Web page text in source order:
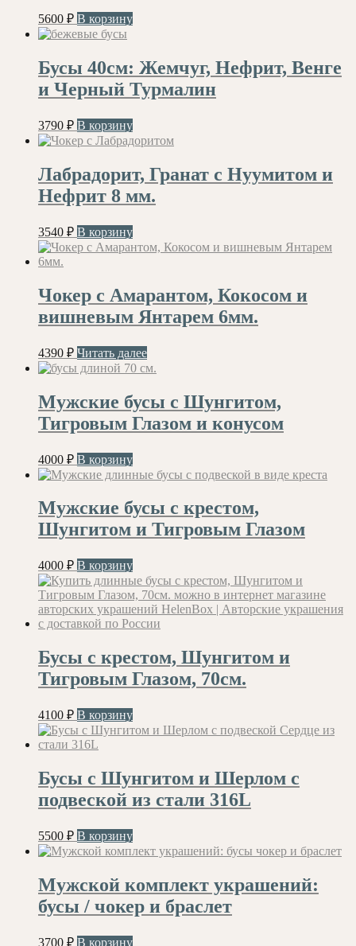
5600 ₽ В корзину
Бусы 40см: Жемчуг, Нефрит, Венге
и Черный Турмалин
3790 ₽ В корзину
Лабрадорит, Гранат с Нуумитом и
Нефрит 8 мм.
3540 ₽ В корзину
Чокер с Амарантом, Кокосом и
вишневым Янтарем 6мм.
4390 ₽ Читать далее
Мужские бусы с Шунгитом,
Тигровым Глазом и конусом
4000 ₽ В корзину
Мужские бусы с крестом,
Шунгитом и Тигровым Глазом
4000 ₽ В корзину
Бусы с крестом, Шунгитом и
Тигровым Глазом, 70см.
4100 ₽ В корзину
Бусы с Шунгитом и Шерлом с
подвеской из стали 316L
5500 ₽ В корзину
Мужской комплект украшений:
бусы / чокер и браслет
3700 ₽ В корзину